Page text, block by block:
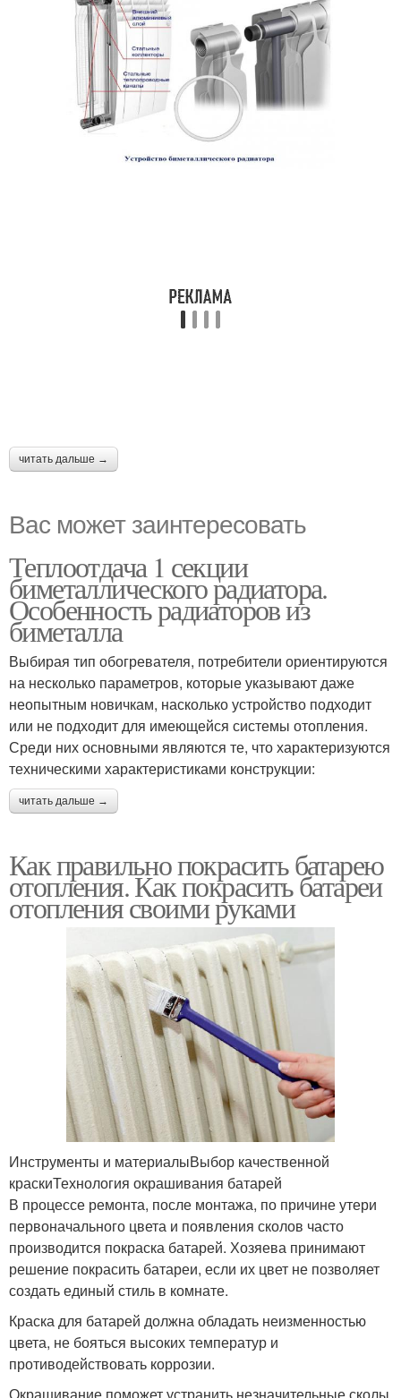
читать дальше →
Вас может заинтересовать
Теплоотдача 1 секции
биметаллического радиатора.
Особенность радиаторов из
биметалла
Выбирая тип обогревателя, потребители ориентируются
на несколько параметров, которые указывают даже
неопытным новичкам, насколько устройство подходит
или не подходит для имеющейся системы отопления.
Среди них основными являются те, что характеризуются
техническими характеристиками конструкции:
читать дальше →
Как правильно покрасить батарею
отопления. Как покрасить батареи
отопления своими руками
Инструменты и материалыВыбор качественной
краскиТехнология окрашивания батарей
В процессе ремонта, после монтажа, по причине утери
первоначального цвета и появления сколов часто
производится покраска батарей. Хозяева принимают
решение покрасить батареи, если их цвет не позволяет
создать единый стиль в комнате.
Краска для батарей должна обладать неизменностью
цвета, не бояться высоких температур и
противодействовать коррозии.